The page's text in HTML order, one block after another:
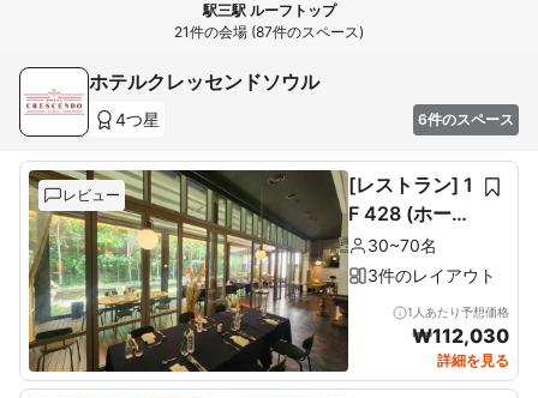
駅三駅 ルーフトップ
21件の会場 (87件のスペース)
ホテルクレッセンドソウル
4つ星 6件のスペース
レビュー
[レストラン] 1
F 428 (ホール
60席+ルーム1
0席)
30~70名
3件のレイアウト
1人あたり予想価格
₩112,030
詳細を見る